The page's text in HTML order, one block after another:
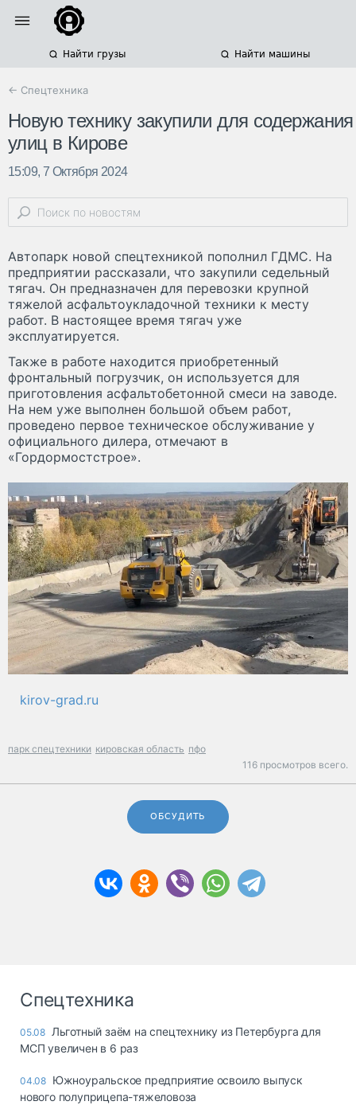
Найти грузы Найти машины
← Спецтехника
Новую технику закупили для содержания
улиц в Кирове
15:09, 7 Октября 2024
Автопарк новой спецтехникой пополнил ГДМС. На
предприятии рассказали, что закупили седельный
тягач. Он предназначен для перевозки крупной
тяжелой асфальтоукладочной техники к месту
работ. В настоящее время тягач уже
эксплуатируется.
Также в работе находится приобретенный
фронтальный погрузчик, он используется для
приготовления асфальтобетонной смеси на заводе.
На нем уже выполнен большой объем работ,
проведено первое техническое обслуживание у
официального дилера, отмечают в
«Гордормостстрое».
kirov-grad.ru
парк спецтехники кировская область пфо
116 просмотров всего.
ОБСУДИТЬ
Спецтехника
05.08 Льготный заём на спецтехнику из Петербурга для
МСП увеличен в 6 раз
04.08 Южноуральское предприятие освоило выпуск
нового полуприцепа-тяжеловоза